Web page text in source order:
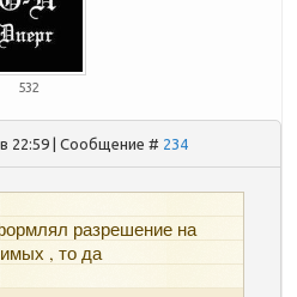
532
22:59 | Сообщение # 234
разрешение на
, то да